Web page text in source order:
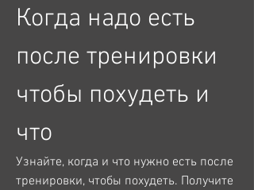
Когда надо есть
после тренировки
чтобы похудеть и
что
Узнайте, когда и что нужно есть после
тренировки, чтобы похудеть. Получите